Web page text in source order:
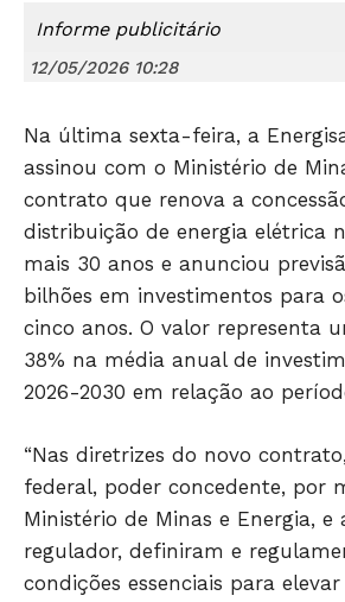
Informe publicitário
12/05/2026 10:28
Na última sexta-feira, a
assinou com o Ministério de
contrato que renova a
distribuição de energia elétrica
mais 30 anos e anunciou
bilhões em investimentos para
cinco anos. O valor representa
38% na média anual de
2026-2030 em relação ao
“Nas diretrizes do novo
federal, poder concedente, por
Ministério de Minas e Energia, e
regulador, definiram e
condições essenciais para